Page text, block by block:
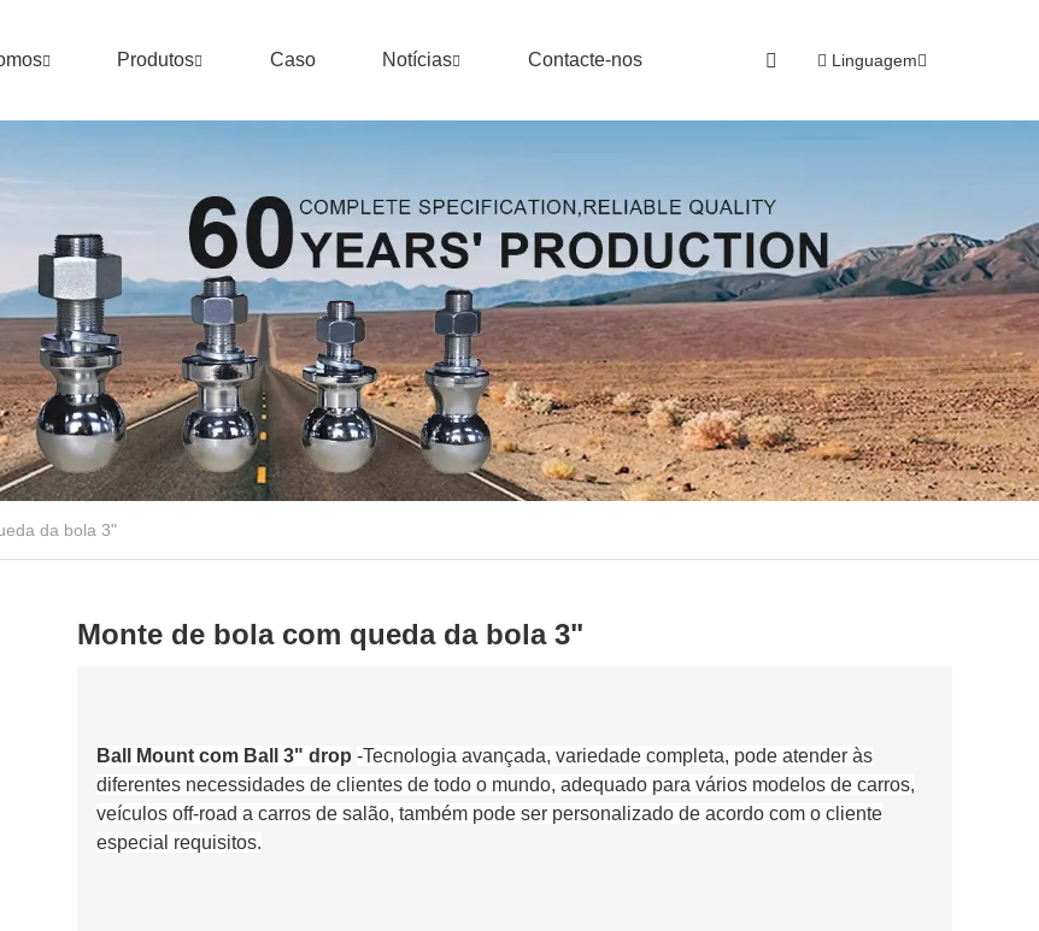
Produtos Caso Notícias Contacte-nos Linguagem
da bola 3"
Monte de bola com queda da bola 3"
Ball Mount com Ball 3" drop -Tecnologia avançada, variedade completa, pode atender às
diferentes necessidades de clientes de todo o mundo, adequado para vários modelos de carros,
veículos off-road a carros de salão, também pode ser personalizado de acordo com o cliente
especial requisitos.